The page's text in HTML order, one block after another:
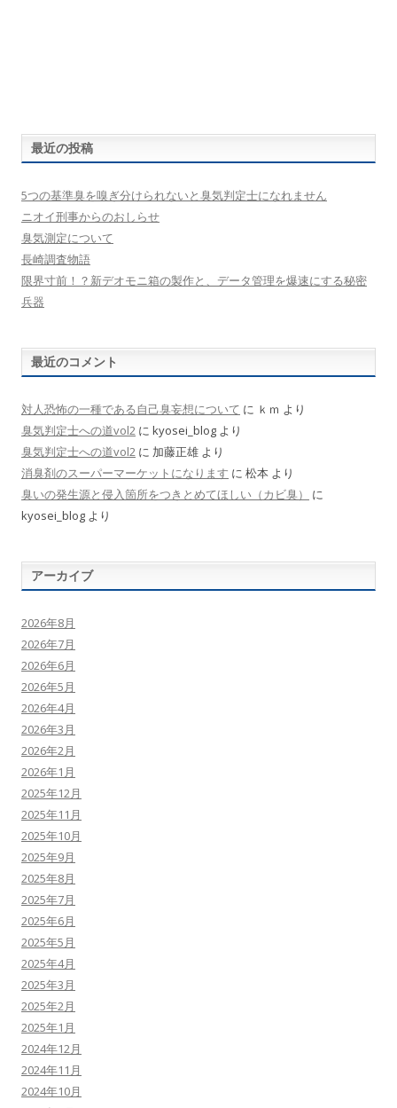
最近の投稿
5つの基準臭を嗅ぎ分けられないと臭気判定士になれません
ニオイ刑事からのおしらせ
臭気測定について
長崎調査物語
限界寸前！？新デオモニ箱の製作と、データ管理を爆速にする秘密
兵器
最近のコメント
対人恐怖の一種である自己臭妄想について に ｋｍ より
臭気判定士への道vol2 に kyosei_blog より
臭気判定士への道vol2 に 加藤正雄 より
消臭剤のスーパーマーケットになります に 松本 より
臭いの発生源と侵入箇所をつきとめてほしい（カビ臭）
に
kyosei_blog より
アーカイブ
2026年8月
2026年7月
2026年6月
2026年5月
2026年4月
2026年3月
2026年2月
2026年1月
2025年12月
2025年11月
2025年10月
2025年9月
2025年8月
2025年7月
2025年6月
2025年5月
2025年4月
2025年3月
2025年2月
2025年1月
2024年12月
2024年11月
2024年10月